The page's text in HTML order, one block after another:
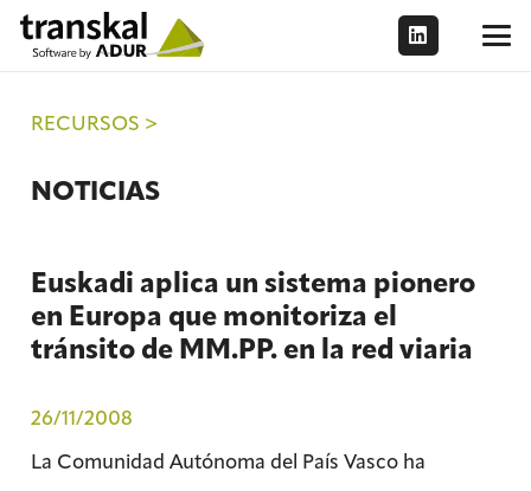
RECURSOS >
NOTICIAS
Euskadi aplica un sistema pionero
en Europa que monitoriza el
tránsito de MM.PP. en la red viaria
26/11/2008
La Comunidad Autónoma del País Vasco ha